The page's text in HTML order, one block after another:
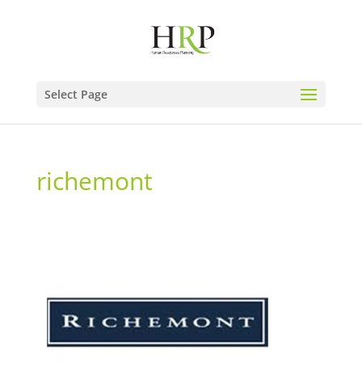
Select Page
richemont